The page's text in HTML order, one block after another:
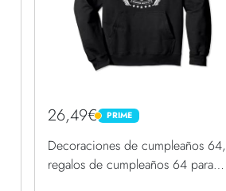
26,49€ PRIME
PRIME
Decoraciones de cumpleaños 64,
regalos de cumpleaños 64 para